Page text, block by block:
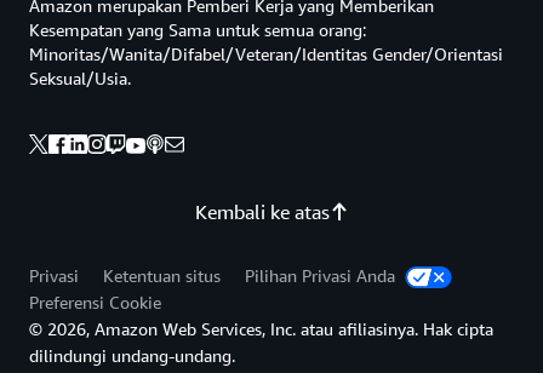
Kembali ke atas
Amazon merupakan Pemberi Kerja yang Memberikan
Kesempatan yang Sama untuk semua orang:
Minoritas/Wanita/Difabel/Veteran/Identitas Gender/Orientasi
Seksual/Usia.
Privasi Ketentuan situs
Pilihan Privasi Anda
Preferensi Cookie
© 2026, Amazon Web Services, Inc. atau afiliasinya. Hak cipta
dilindungi undang-undang.